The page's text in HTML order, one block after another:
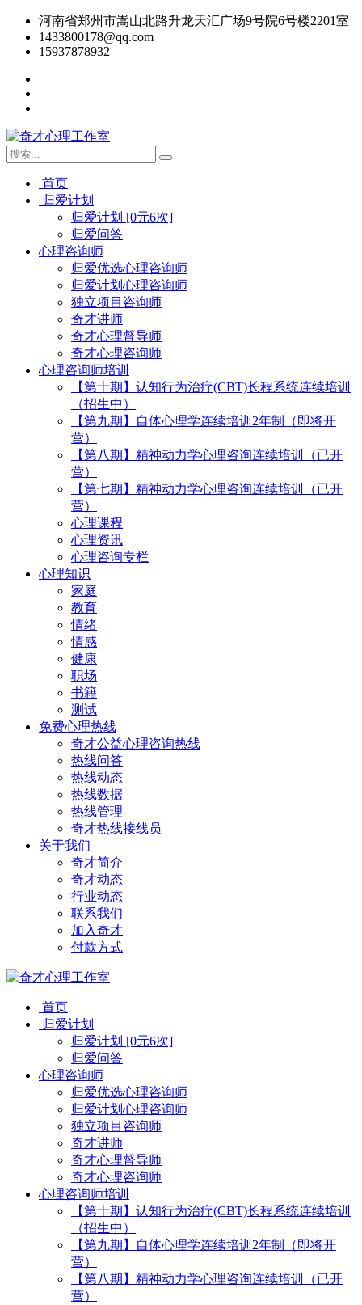
河南省郑州市嵩山北路升龙天汇广场9号院6号楼2201室
1433800178@qq.com
15937878932
首页
归爱计划
归爱计划 [0元6次]
归爱问答
心理咨询师
归爱优选心理咨询师
归爱计划心理咨询师
独立项目咨询师
奇才讲师
奇才心理督导师
奇才心理咨询师
心理咨询师培训
【第十期】认知行为治疗(CBT)长程系统连续培训
（招生中）
【第九期】自体心理学连续培训2年制（即将开
营）
【第八期】精神动力学心理咨询连续培训（已开
营）
【第七期】精神动力学心理咨询连续培训（已开
营）
心理课程
心理资讯
心理咨询专栏
心理知识
家庭
教育
情绪
情感
健康
职场
书籍
测试
免费心理热线
奇才公益心理咨询热线
热线问答
热线动态
热线数据
热线管理
奇才热线接线员
关于我们
奇才简介
奇才动态
行业动态
联系我们
加入奇才
付款方式
首页
归爱计划
归爱计划 [0元6次]
归爱问答
心理咨询师
归爱优选心理咨询师
归爱计划心理咨询师
独立项目咨询师
奇才讲师
奇才心理督导师
奇才心理咨询师
心理咨询师培训
【第十期】认知行为治疗(CBT)长程系统连续培训
（招生中）
【第九期】自体心理学连续培训2年制（即将开
营）
【第八期】精神动力学心理咨询连续培训（已开
营）